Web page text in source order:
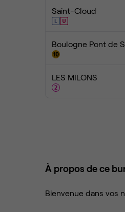
Saint-Cloud
Boulogne Pont de
LES MILONS
À propos de ce
Bienvenue dans vos